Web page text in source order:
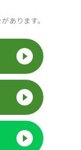
あります。